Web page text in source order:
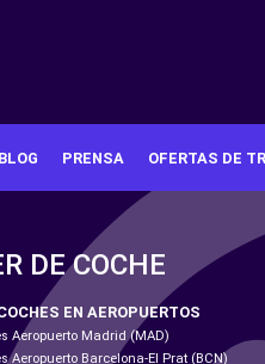
PRENSA OFERTAS DE
DE COCHE
EN AEROPUERTOS
Aeropuerto Madrid (MAD)
Aeropuerto Barcelona-El Prat (BCN)